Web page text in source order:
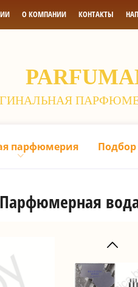
О КОМПАНИИ КОНТАКТЫ
парфюмерия
Парфюмерная